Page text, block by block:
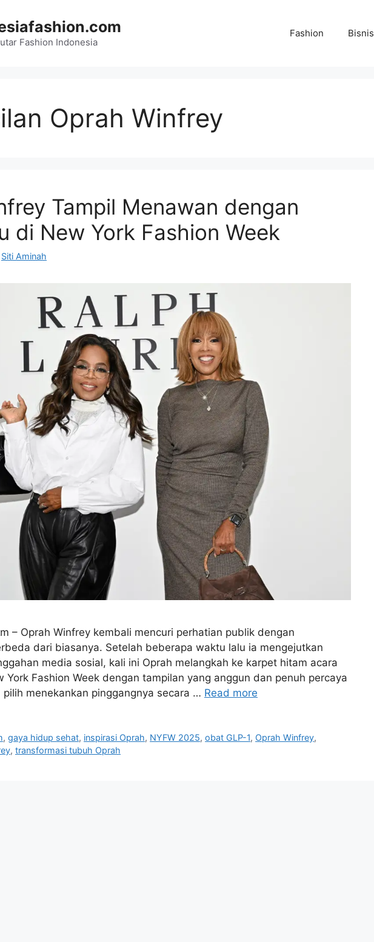
Fashion Indonesia
Fashion Bisnis
Oprah Winfrey
Tampil Menawan dengan
di New York Fashion Week
Siti Aminah
– Oprah Winfrey kembali mencuri perhatian publik dengan
dari biasanya. Setelah beberapa waktu lalu ia mengejutkan
media sosial, kali ini Oprah melangkah ke karpet hitam acara
York Fashion Week dengan tampilan yang anggun dan penuh percaya
pilih menekankan pinggangnya secara … Read more
,gaya hidup sehat, inspirasi Oprah, NYFW 2025,obat GLP-1, Oprah Winfrey,
, transformasi tubuh Oprah